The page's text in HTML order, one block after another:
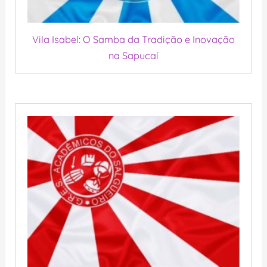
Vila Isabel: O Samba da Tradição e Inovação
na Sapucaí